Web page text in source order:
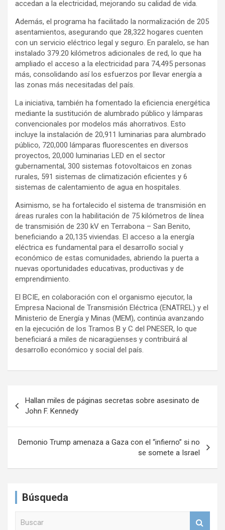
accedan a la electricidad, mejorando su calidad de vida.
Además, el programa ha facilitado la normalización de 205
asentamientos, asegurando que 28,322 hogares cuenten
con un servicio eléctrico legal y seguro. En paralelo, se han
instalado 379.20 kilómetros adicionales de red, lo que ha
ampliado el acceso a la electricidad para 74,495 personas
más, consolidando así los esfuerzos por llevar energía a
las zonas más necesitadas del país.
La iniciativa, también ha fomentado la eficiencia energética
mediante la sustitución de alumbrado público y lámparas
convencionales por modelos más ahorrativos. Esto
incluye la instalación de 20,911 luminarias para alumbrado
público, 720,000 lámparas fluorescentes en diversos
proyectos, 20,000 luminarias LED en el sector
gubernamental, 300 sistemas fotovoltaicos en zonas
rurales, 591 sistemas de climatización eficientes y 6
sistemas de calentamiento de agua en hospitales.
Asimismo, se ha fortalecido el sistema de transmisión en
áreas rurales con la habilitación de 75 kilómetros de línea
de transmisión de 230 kV en Terrabona – San Benito,
beneficiando a 20,135 viviendas. El acceso a la energía
eléctrica es fundamental para el desarrollo social y
económico de estas comunidades, abriendo la puerta a
nuevas oportunidades educativas, productivas y de
emprendimiento.
El BCIE, en colaboración con el organismo ejecutor, la
Empresa Nacional de Transmisión Eléctrica (ENATREL) y el
Ministerio de Energía y Minas (MEM), continúa avanzando
en la ejecución de los Tramos B y C del PNESER, lo que
beneficiará a miles de nicaragüenses y contribuirá al
desarrollo económico y social del país.
v
a
Hallan miles de páginas secretas sobre asesinato de
John F. Kennedy
Demonio Trump amenaza a Gaza con el “infierno” si no
se somete a Israel
Búsqueda